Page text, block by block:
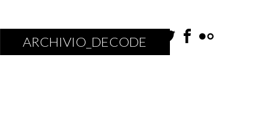
ARCHIVIO_DECODE